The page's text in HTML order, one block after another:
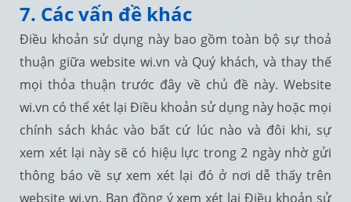
7. Các vấn đề khác
Điều khoản sử dụng này bao gồm toàn bộ sự thoả
thuận giữa website wi.vn và Quý khách, và thay thế
mọi thỏa thuận trước đây về chủ đề này. Website
wi.vn có thể xét lại Điều khoản sử dụng này hoặc mọi
chính sách khác vào bất cứ lúc nào và đôi khi, sự
xem xét lại này sẽ có hiệu lực trong 2 ngày nhờ gửi
thông báo về sự xem xét lại đó ở nơi dễ thấy trên
website wi.vn. Bạn đồng ý xem xét lại Điều khoản sử